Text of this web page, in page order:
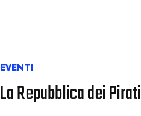
EVENTI
La Repubblica dei Pirati